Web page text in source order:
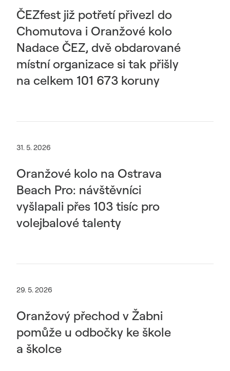
ČEZfest již potřetí přivezl do
Chomutova i Oranžové kolo
Nadace ČEZ, dvě obdarované
místní organizace si tak přišly
na celkem 101 673 koruny
31. 5. 2026
Oranžové kolo na Ostrava
Beach Pro: návštěvníci
vyšlapali přes 103 tisíc pro
volejbalové talenty
29. 5. 2026
Oranžový přechod v Žabni
pomůže u odbočky ke škole
a školce